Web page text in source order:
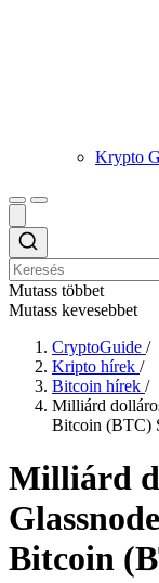
Krypto
Mutass többet
Mutass kevesebbet
CryptoGuide /
Kripto hírek /
Bitcoin hírek /
Milliárd
Bitcoin (BTC)
Milliárd
Bitcoin